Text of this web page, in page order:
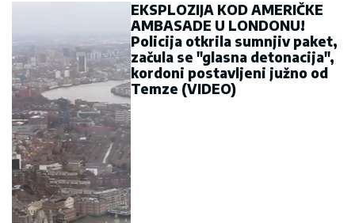
EKSPLOZIJA KOD AMERIČKE
AMBASADE U LONDONU!
Policija otkrila sumnjiv paket,
začula se "glasna detonacija",
kordoni postavljeni južno od
Temze (VIDEO)